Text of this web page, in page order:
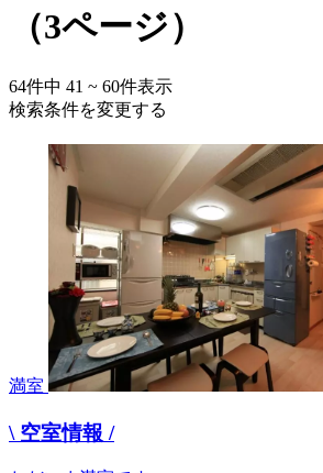
（3ページ）
64件中 41 ~ 60件表示
検索条件を変更する
満室
\ 空室情報 /